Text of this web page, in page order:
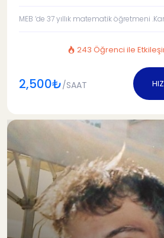
MEB ‘de 37 yıllık matematik öğretmeni
243 Öğrenci ile
2,500₺/SAAT